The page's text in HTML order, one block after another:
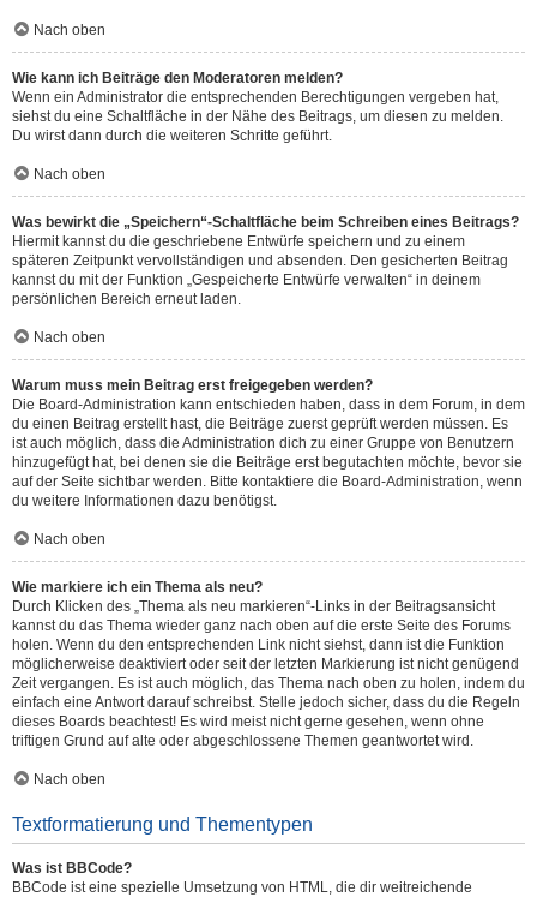
Nach oben
Wie kann ich Beiträge den Moderatoren melden?
Wenn ein Administrator die entsprechenden Berechtigungen vergeben hat,
siehst du eine Schaltfläche in der Nähe des Beitrags, um diesen zu melden.
Du wirst dann durch die weiteren Schritte geführt.
Nach oben
Was bewirkt die „Speichern“-Schaltfläche beim Schreiben eines Beitrags?
Hiermit kannst du die geschriebene Entwürfe speichern und zu einem
späteren Zeitpunkt vervollständigen und absenden. Den gesicherten Beitrag
kannst du mit der Funktion „Gespeicherte Entwürfe verwalten“ in deinem
persönlichen Bereich erneut laden.
Nach oben
Warum muss mein Beitrag erst freigegeben werden?
Die Board-Administration kann entschieden haben, dass in dem Forum, in dem
du einen Beitrag erstellt hast, die Beiträge zuerst geprüft werden müssen. Es
ist auch möglich, dass die Administration dich zu einer Gruppe von Benutzern
hinzugefügt hat, bei denen sie die Beiträge erst begutachten möchte, bevor sie
auf der Seite sichtbar werden. Bitte kontaktiere die Board-Administration, wenn
du weitere Informationen dazu benötigst.
Nach oben
Wie markiere ich ein Thema als neu?
Durch Klicken des „Thema als neu markieren“-Links in der Beitragsansicht
kannst du das Thema wieder ganz nach oben auf die erste Seite des Forums
holen. Wenn du den entsprechenden Link nicht siehst, dann ist die Funktion
möglicherweise deaktiviert oder seit der letzten Markierung ist nicht genügend
Zeit vergangen. Es ist auch möglich, das Thema nach oben zu holen, indem du
einfach eine Antwort darauf schreibst. Stelle jedoch sicher, dass du die Regeln
dieses Boards beachtest! Es wird meist nicht gerne gesehen, wenn ohne
triftigen Grund auf alte oder abgeschlossene Themen geantwortet wird.
Nach oben
Textformatierung und Thementypen
Was ist BBCode?
BBCode ist eine spezielle Umsetzung von HTML, die dir weitreichende